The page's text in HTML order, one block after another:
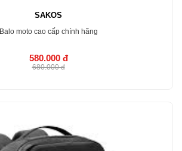
SAKOS
Balo moto cao cấp chính hãng
580.000 đ
680.000 đ